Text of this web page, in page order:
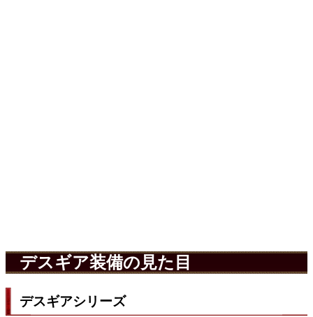
デスギア装備の見た目
デスギアシリーズ